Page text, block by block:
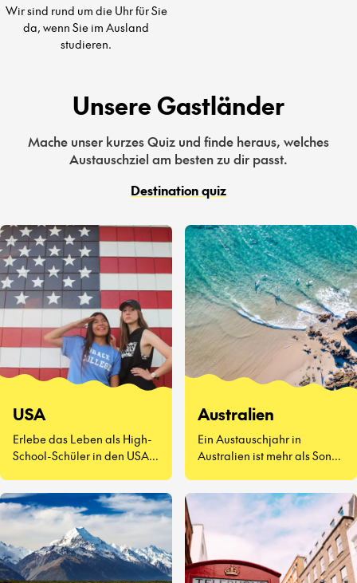
Wir sind rund um die Uhr für Sie
da, wenn Sie im Ausland
studieren.
Unsere Gastländer
Mache unser kurzes Quiz und finde heraus, welches
Austauschziel am besten zu dir passt.
Destination quiz
USA
Erlebe das Leben als High-
School-Schüler in den USA –
Australien
Ein Austauschjahr in
Australien ist mehr als Sonne
kennenzulernen, Vegemite
zu probieren (ja, wirklich)
und zu erleben, wie sich der
Schulalltag auf der anderen
Seite der Welt anfühlt.